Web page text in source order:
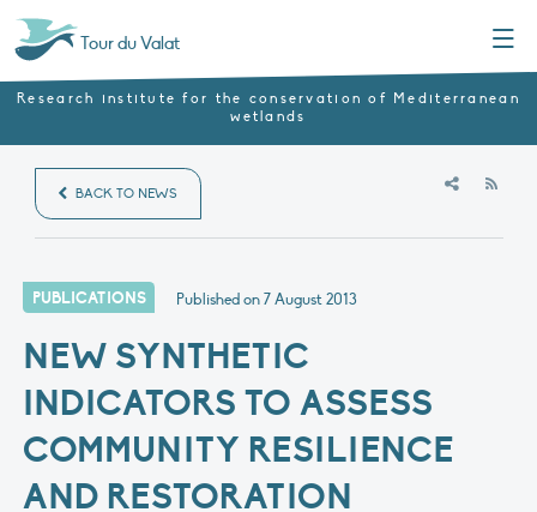
Tour du Valat
Research institute for the conservation of Mediterranean
wetlands
BACK TO NEWS
PUBLICATIONS Published on7 August 2013
NEW SYNTHETIC
INDICATORS TO ASSESS
COMMUNITY RESILIENCE
AND RESTORATION